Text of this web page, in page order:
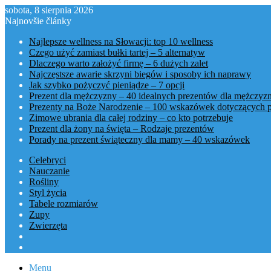
sobota, 8 sierpnia 2026
Najnovšie články
Najlepsze wellness na Słowacji: top 10 wellness
Czego użyć zamiast bułki tartej – 5 alternatyw
Dlaczego warto założyć firmę – 6 dużych zalet
Najczęstsze awarie skrzyni biegów i sposoby ich naprawy
Jak szybko pożyczyć pieniądze – 7 opcji
Prezent dla mężczyzny – 40 idealnych prezentów dla
Prezenty na Boże Narodzenie – 100 wskazówek dotyczących
Zimowe ubrania dla całej rodziny – co kto potrzebuje
Prezent dla żony na święta – Rodzaje prezentów
Porady na prezent świąteczny dla mamy – 40 wskazówek
Celebryci
Nauczanie
Rośliny
Styl życia
Tabele rozmiarów
Zupy
Zwierzęta
Menu